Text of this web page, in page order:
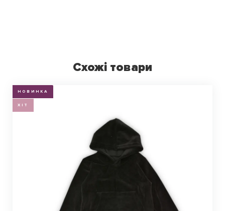
Схожі товари
НОВИНКА
ХІТ